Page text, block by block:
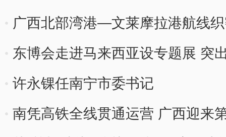
广西北部湾港—文莱摩拉港航线
东博会走进马来西亚设专题展 突
许永锞任南宁市委书记
南凭高铁全线贯通运营 广西迎来